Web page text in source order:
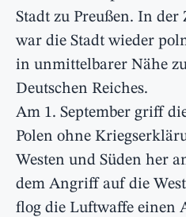
Stadt zu Preußen. In der
war die Stadt wieder
in unmittelbarer Nähe
Deutschen Reiches.
Am 1. September griff
Polen ohne
Westen und Süden her
dem Angriff auf die
flog die Luftwaffe einen